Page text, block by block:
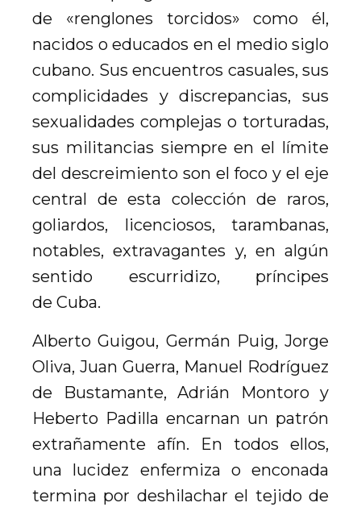
de «renglones torcidos» como él,
nacidos o educados en el medio siglo
cubano. Sus encuentros casuales, sus
complicidades y discrepancias, sus
sexualidades complejas o torturadas,
sus militancias siempre en el límite
del descreimiento son el foco y el eje
central de esta colección de raros,
goliardos, licenciosos, tarambanas,
notables, extravagantes y, en algún
sentido escurridizo, príncipes
de Cuba.
Alberto Guigou, Germán Puig, Jorge
Oliva, Juan Guerra, Manuel Rodríguez
de Bustamante, Adrián Montoro y
Heberto Padilla encarnan un patrón
extrañamente afín. En todos ellos,
una lucidez enfermiza o enconada
termina por deshilachar el tejido de